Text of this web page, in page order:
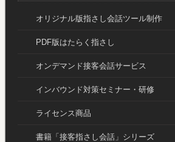
オリジナル版指さし会話ツール制作
PDF版はたらく指さし
オンデマンド接客会話サービス
インバウンド対策セミナー・研修
ライセンス商品
書籍「接客指さし会話」シリーズ